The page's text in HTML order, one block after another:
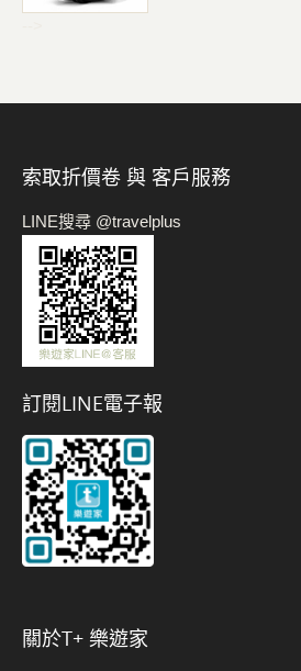
索取折價卷 與 客戶服務
LINE搜尋 @travelplus
訂閱LINE電子報
關於t+ 樂遊家